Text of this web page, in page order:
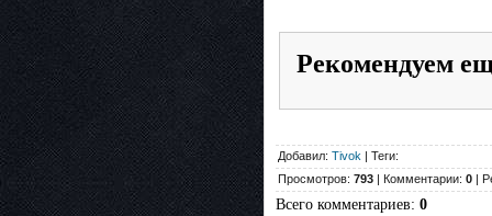
Рекомендуем
Добавил: Tivok | Теги:
Просмотров: 793 | Комментарии: 0 |
Всего комментариев: 0